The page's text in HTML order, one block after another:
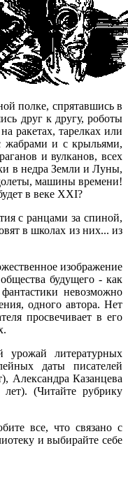
полке, спрятавшись в
друг к другу, роботы
ракетах, тарелках или
жабрами и с крыльями,
и вулканов, всех
в недра Земли и Луны,
машины времени!
в веке XXI?
с ранцами за спиной,
в школах из них... из
изображение
будущего - как
невозможно
одного автора. Нет
просвечивает в его
урожай литературных
даты писателей
Александра Казанцева
(Читайте рубрику
все, что связано с
и выбирайте себе